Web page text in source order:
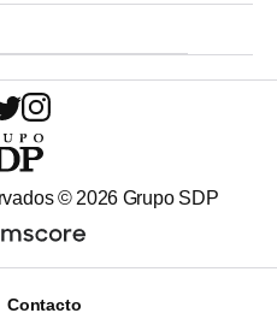
©2026 Grupo SDP
Contacto